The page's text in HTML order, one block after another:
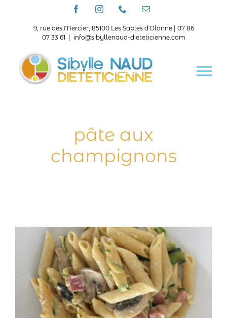
FacebookInstagramTéléphoneEmail
9, rue des Mercier, 85100 Les Sables d'Olonne | 07 86
07 33 61
info@sibyllenaud-dieteticienne.com
pâte aux
champignons